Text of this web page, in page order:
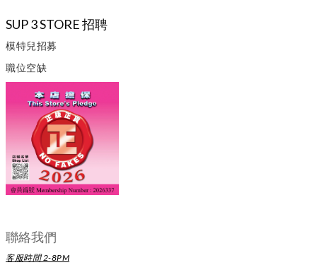
SUP 3 STORE 招聘
模特兒招募
職位空缺
聯絡我們
客服時間 2-8PM